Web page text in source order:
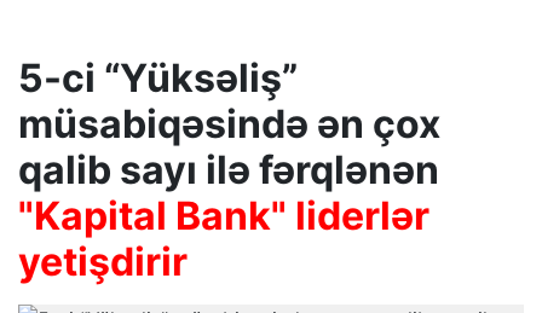
5-ci “Yüksəliş”
müsabiqəsində ən çox
qalib sayı ilə fərqlənən
"Kapital Bank" liderlər
yetişdirir